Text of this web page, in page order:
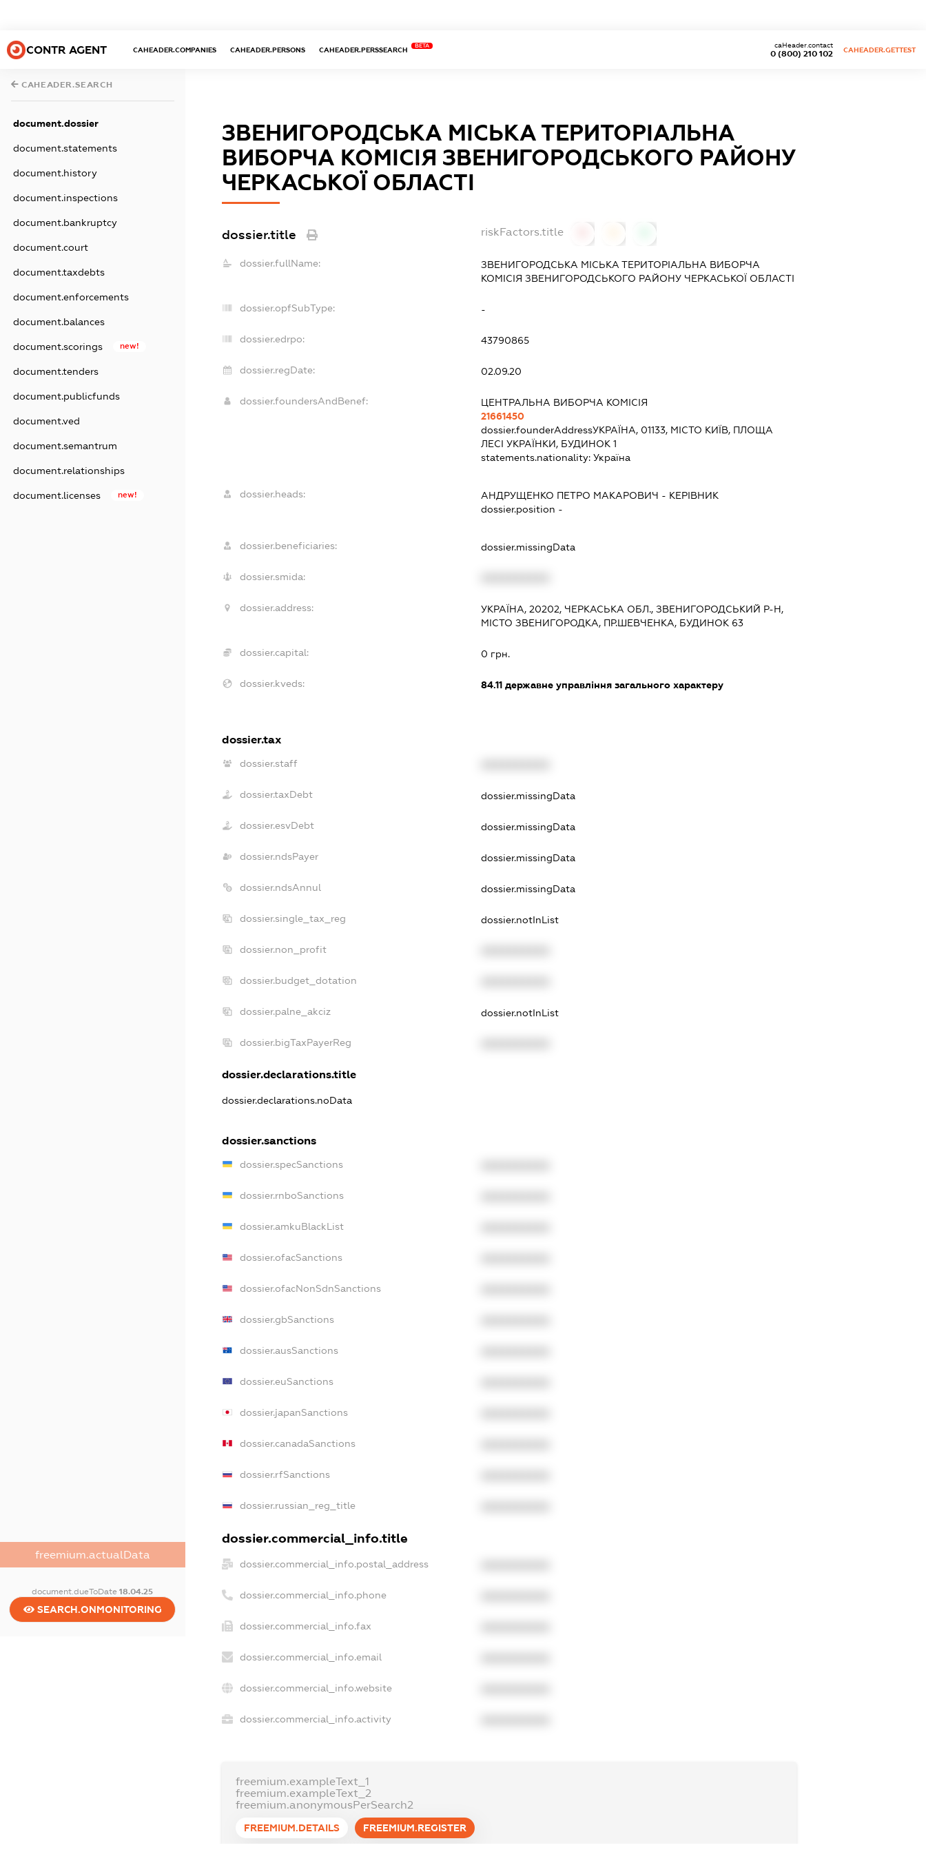
CONTR AGENT CAHEADER.COMPANIES CAHEADER.PERSONS CAHEADER.PERSSEARCH
BETA
0 (800) 210 102
caHeader.contact
CAHEADER.GETTEST
CAHEADER.SEARCH
document.dossier
document.statements
document.history
document.inspections
document.bankruptcy
document.court
document.taxdebts
document.enforcements
document.balances
document.scorings new!
document.tenders
document.publicfunds
document.ved
document.semantrum
document.relationships
document.licenses new!
freemium.actualData
document.dueToDate18.04.25
SEARCH.ONMONITORING
ЗВЕНИГОРОДСЬКА МІСЬКА ТЕРИТОРІАЛЬНА
ВИБОРЧА КОМІСІЯ ЗВЕНИГОРОДСЬКОГО РАЙОНУ
ЧЕРКАСЬКОЇ ОБЛАСТІ
dossier.title riskFactors.title
dossier.fullName:
ЗВЕНИГОРОДСЬКА МІСЬКА ТЕРИТОРІАЛЬНА ВИБОРЧА
КОМІСІЯ ЗВЕНИГОРОДСЬКОГО РАЙОНУ ЧЕРКАСЬКОЇ ОБЛАСТІ
dossier.opfSubType: -
dossier.edrpo: 43790865
dossier.regDate: 02.09.20
dossier.foundersAndBenef:
ЦЕНТРАЛЬНА ВИБОРЧА КОМІСІЯ
21661450
dossier.founderAddressУКРАЇНА, 01133, МІСТО КИЇВ, ПЛОЩА
ЛЕСІ УКРАЇНКИ, БУДИНОК 1
statements.nationality: Україна
dossier.heads: АНДРУЩЕНКО ПЕТРО МАКАРОВИЧ - КЕРІВНИК
dossier.position -
dossier.beneficiaries: dossier.missingData
dossier.smida:
dossier.address:
УКРАЇНА, 20202, ЧЕРКАСЬКА ОБЛ., ЗВЕНИГОРОДСЬКИЙ Р-Н,
МІСТО ЗВЕНИГОРОДКА, ПР.ШЕВЧЕНКА, БУДИНОК 63
dossier.capital: 0 грн.
dossier.kveds: 84.11державне управління загального характеру
dossier.tax
dossier.staff
dossier.taxDebt dossier.missingData
dossier.esvDebt dossier.missingData
dossier.ndsPayer dossier.missingData
dossier.ndsAnnul dossier.missingData
dossier.single_tax_reg dossier.notInList
dossier.non_profit
dossier.budget_dotation
dossier.palne_akciz dossier.notInList
dossier.bigTaxPayerReg
dossier.declarations.title
dossier.declarations.noData
dossier.sanctions
dossier.specSanctions
dossier.rnboSanctions
dossier.amkuBlackList
dossier.ofacSanctions
dossier.ofacNonSdnSanctions
dossier.gbSanctions
dossier.ausSanctions
dossier.euSanctions
dossier.japanSanctions
dossier.canadaSanctions
dossier.rfSanctions
dossier.russian_reg_title
dossier.commercial_info.title
dossier.commercial_info.postal_address
dossier.commercial_info.phone
dossier.commercial_info.fax
dossier.commercial_info.email
dossier.commercial_info.website
dossier.commercial_info.activity
freemium.exampleText_1
freemium.exampleText_2
freemium.anonymousPerSearch2
FREEMIUM.DETAILS FREEMIUM.REGISTER